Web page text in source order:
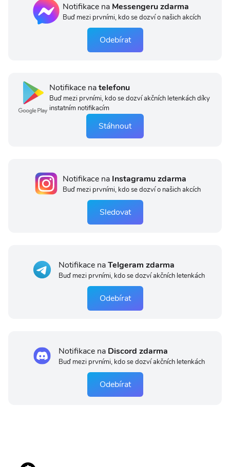
Notifikace na Messengeru zdarma
Buď mezi prvními, kdo se dozví o našich akcích
Odebírat
Notifikace natelefonu
Buď mezi prvními, kdo se dozví akčních letenkách díky
instatním notifikacím
Stáhnout
Notifikace na Instagramu zdarma
Buď mezi prvními, kdo se dozví o našich akcích
Sledovat
Notifikace naTelgeram zdarma
Buď mezi prvními, kdo se dozví akčních letenkách
Odebírat
Notifikace na Discord zdarma
Buď mezi prvními, kdo se dozví akčních letenkách
Odebírat